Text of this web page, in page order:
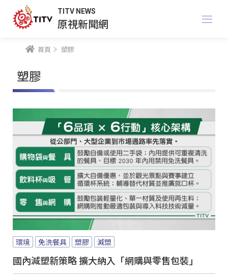
TITV NEWS
原視新聞網
首頁 塑膠
塑膠
環境 免洗餐具 塑膠 減塑
國內減塑新策略 擴大納入「網購與零售包裝」